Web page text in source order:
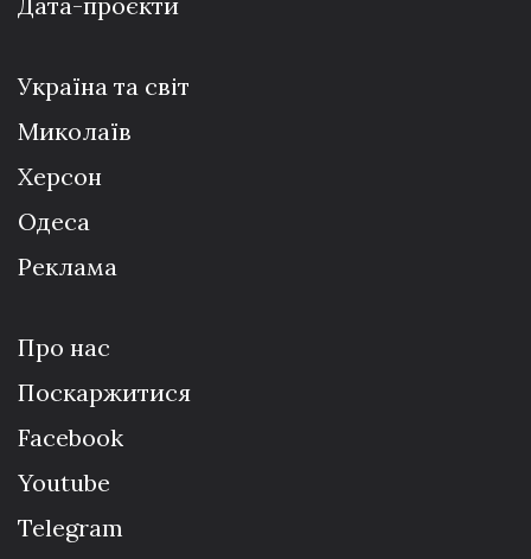
Україна та світ
Миколаїв
Херсон
Одеса
Реклама
Про нас
Поскаржитися
Facebook
Youtube
Telegram